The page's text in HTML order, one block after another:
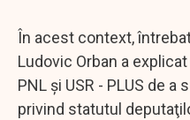
În acest context,
Ludovic Orban a
PNL şi USR - PLUS de
privind statutul